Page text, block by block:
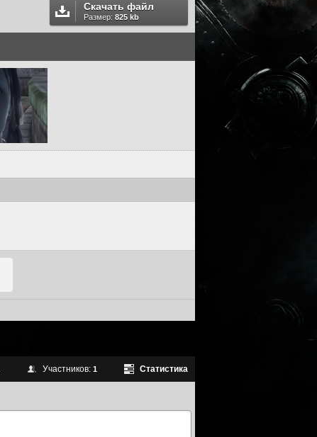
Скачать файл
Размер: 825 kb
Участников: 1 Статистика